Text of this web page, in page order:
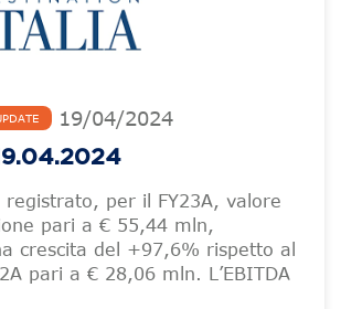
19/04/2024
registrato, per il FY23A, valore
pari a € 55,44 mln,
crescita del +97,6% rispetto al
pari a € 28,06 mln. L’EBITDA